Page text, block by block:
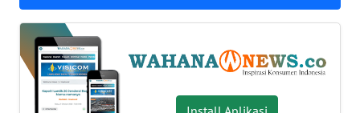
WN
SERAMBI
WN
JAMBI